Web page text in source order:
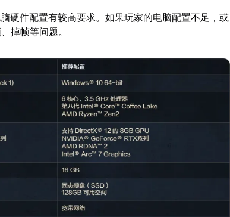
硬件配置有较高要求。如果玩家的电脑配置不足，或
掉帧等问题。